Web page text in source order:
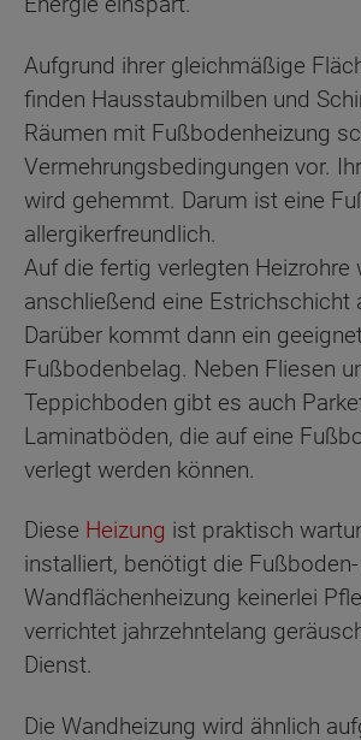
Aufgrund ihrer gleichmäßige
finden Hausstaubmilben und
Räumen mit Fußbodenheizung
Vermehrungsbedingungen vor.
wird gehemmt. Darum ist eine
allergikerfreundlich.
Auf die fertig verlegten Heizrohre
anschließend eine Estrichschicht
Darüber kommt dann ein
Fußbodenbelag. Neben Fliesen
Teppichboden gibt es auch
Laminatböden, die auf eine
verlegt werden können.
Diese Heizung ist praktisch
installiert, benötigt die
Wandflächenheizung keinerlei
verrichtet jahrzehntelang
Dienst.
Die Wandheizung wird ähnlich